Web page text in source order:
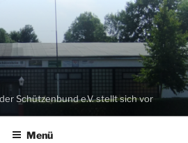
Schützenbund e.V. stellt sich vor
Menü